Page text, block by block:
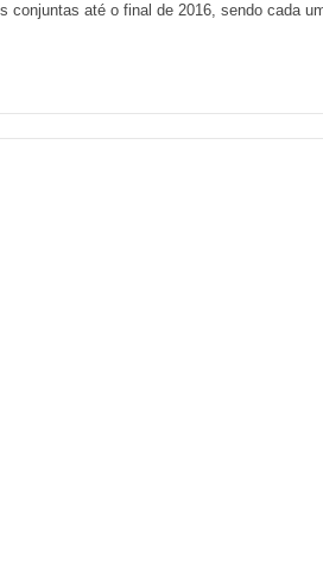
conjuntas até o final de 2016, sendo cada